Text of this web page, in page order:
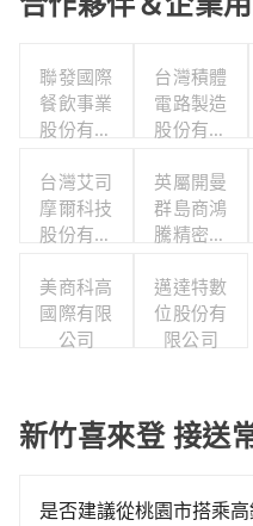
聯發國際
餐飲事業
股份有限
台灣積體
電路製造
股份有限
台灣艾司
摩爾科技
股份有限
英屬開曼
群島商鴻
騰精密科
限公司台
灣分公司
美商科高
國際有限
公司
邁達特數
位股份有
限公司
新竹喜來登 接送
是否建議從桃園市搭乘